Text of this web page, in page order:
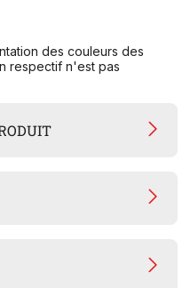
des couleurs des
respectif n'est pas